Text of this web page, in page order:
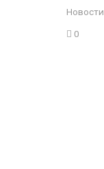
Новости
0